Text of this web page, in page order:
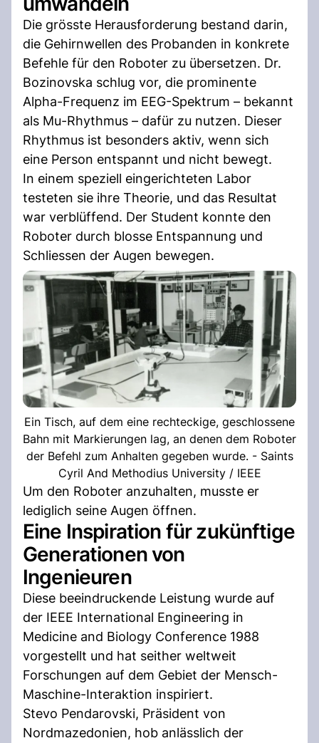
Die grösste Herausforderung bestand darin,
die Gehirnwellen des Probanden in konkrete
Befehle für den Roboter zu übersetzen. Dr.
Bozinovska schlug vor, die prominente
Alpha-Frequenz im EEG-Spektrum – bekannt
als Mu-Rhythmus – dafür zu nutzen. Dieser
Rhythmus ist besonders aktiv, wenn sich
eine Person entspannt und nicht bewegt.
In einem speziell eingerichteten Labor
testeten sie ihre Theorie, und das Resultat
war verblüffend. Der Student konnte den
Roboter durch blosse Entspannung und
Schliessen der Augen bewegen.
Ein Tisch, auf dem eine rechteckige, geschlossene
Bahn mit Markierungen lag, an denen dem Roboter
der Befehl zum Anhalten gegeben wurde. - Saints
Cyril And Methodius University / IEEE
Um den Roboter anzuhalten, musste er
lediglich seine Augen öffnen.
Eine Inspiration für zukünftige
Generationen von
Ingenieuren
Diese beeindruckende Leistung wurde auf
der IEEE International Engineering in
Medicine and Biology Conference 1988
vorgestellt und hat seither weltweit
Forschungen auf dem Gebiet der Mensch-
Maschine-Interaktion inspiriert.
Stevo Pendarovski, Präsident von
Nordmazedonien, hob anlässlich der